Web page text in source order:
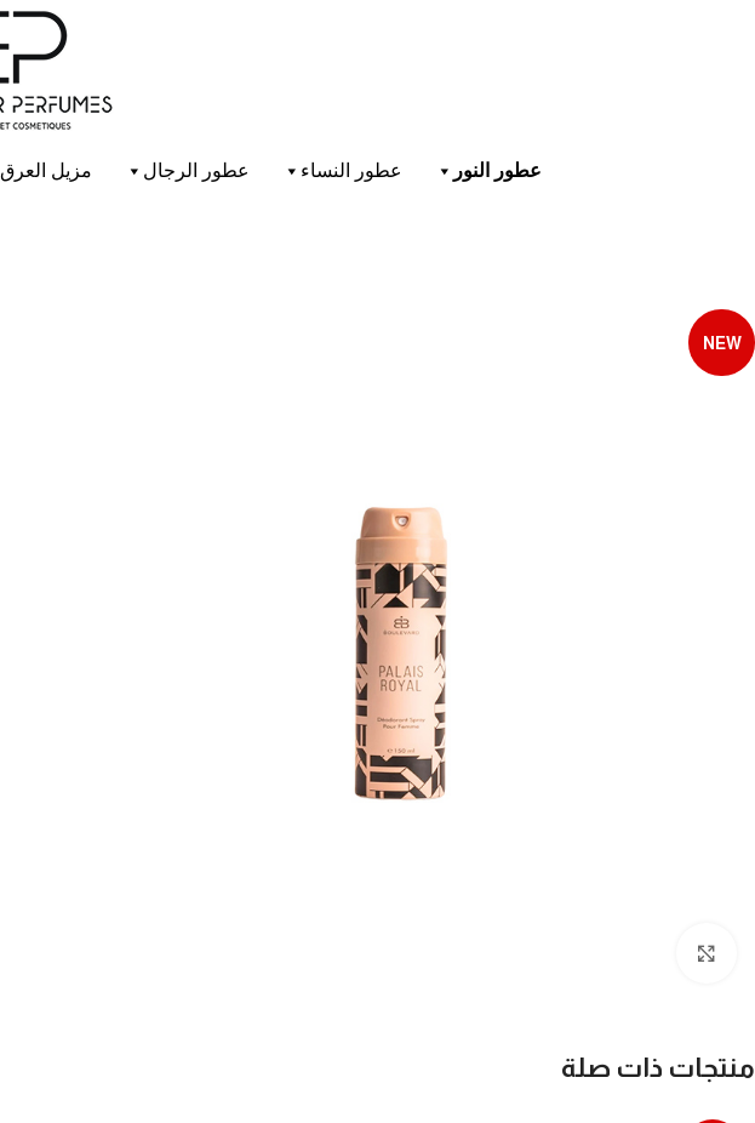
عطور النور عطور النساء عطور الرجال مزيل العرق
NEW
منتجات ذات صلة